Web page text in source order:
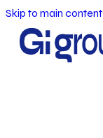
Skip to main content